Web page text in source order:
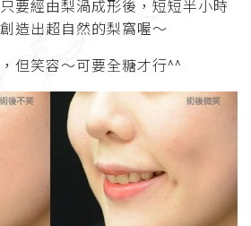
要經由梨渦成形後，短短半小時
造出超自然的梨窩喔～
但笑容～可要全糖才行^^